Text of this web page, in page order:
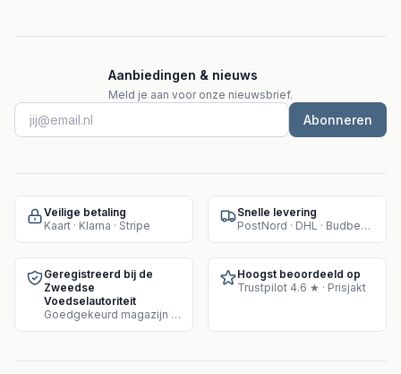
Aanbiedingen & nieuws
Meld je aan voor onze nieuwsbrief.
Abonneren
Veilige betaling
Kaart · Klarna · Stripe
Snelle levering
PostNord · DHL · Budbee · Instabox
Geregistreerd bij de
Zweedse
Voedselautoriteit
Goedgekeurd magazijn voor supplementenverkoop
Hoogst beoordeeld op
Trustpilot 4.6 ★ · Prisjakt